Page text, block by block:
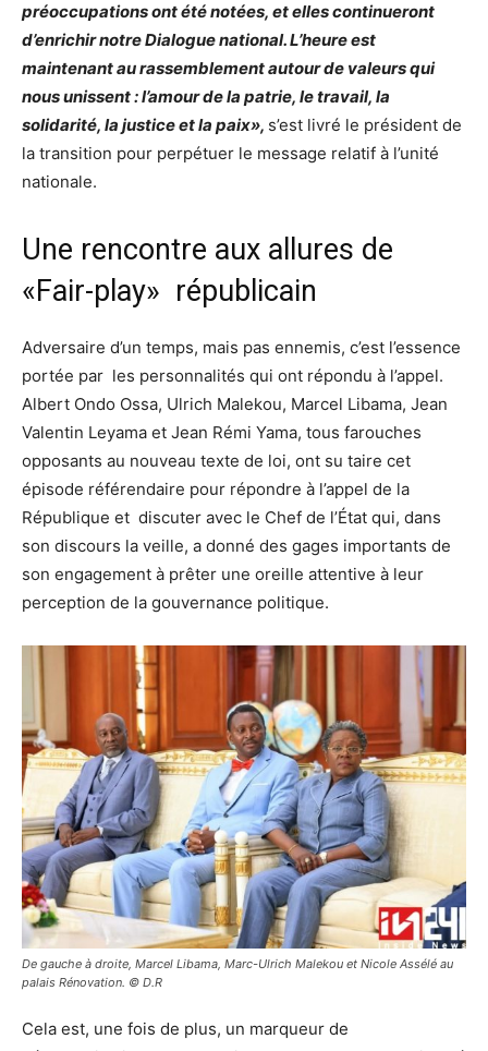
préoccupations ont été notées, et elles continueront
d’enrichir notre Dialogue national. L’heure est
maintenant au rassemblement autour de valeurs qui
nous unissent : l’amour de la patrie, le travail, la
solidarité, la justice et la paix», s’est livré le président de
la transition pour perpétuer le message relatif à l’unité
nationale.
Une rencontre aux allures de
«Fair-play» républicain
Adversaire d’un temps, mais pas ennemis, c’est l’essence
portée par les personnalités qui ont répondu à l’appel.
Albert Ondo Ossa, Ulrich Malekou, Marcel Libama, Jean
Valentin Leyama et Jean Rémi Yama, tous farouches
opposants au nouveau texte de loi, ont su taire cet
épisode référendaire pour répondre à l’appel de la
République et discuter avec le Chef de l’État qui, dans
son discours la veille, a donné des gages importants de
son engagement à prêter une oreille attentive à leur
perception de la gouvernance politique.
De gauche à droite, Marcel Libama, Marc-Ulrich Malekou et Nicole Assélé au
palais Rénovation. © D.R
Cela est, une fois de plus, un marqueur de